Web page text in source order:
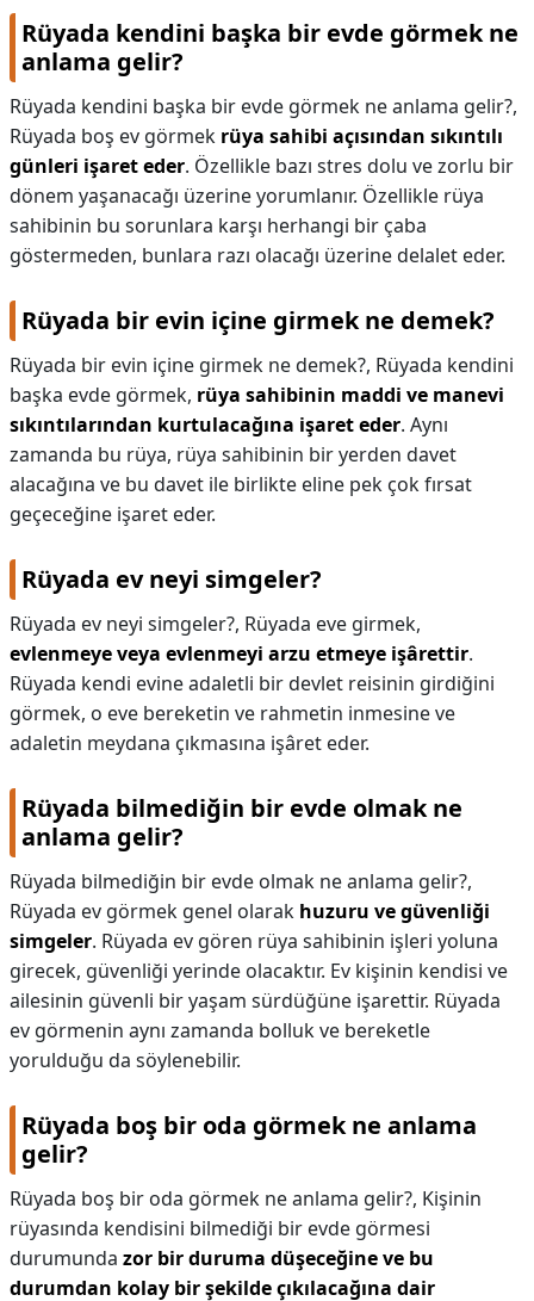
Rüyada kendini başka bir evde görmek ne
anlama gelir?
Rüyada kendini başka bir evde görmek ne anlama gelir?,
Rüyada boş ev görmek rüya sahibi açısından sıkıntılı
günleri işaret eder. Özellikle bazı stres dolu ve zorlu bir
dönem yaşanacağı üzerine yorumlanır. Özellikle rüya
sahibinin bu sorunlara karşı herhangi bir çaba
göstermeden, bunlara razı olacağı üzerine delalet eder.
Rüyada bir evin içine girmek ne demek?
Rüyada bir evin içine girmek ne demek?, Rüyada kendini
başka evde görmek, rüya sahibinin maddi ve manevi
sıkıntılarından kurtulacağına işaret eder. Aynı
zamanda bu rüya, rüya sahibinin bir yerden davet
alacağına ve bu davet ile birlikte eline pek çok fırsat
geçeceğine işaret eder.
Rüyada ev neyi simgeler?
Rüyada ev neyi simgeler?, Rüyada eve girmek,
evlenmeye veya evlenmeyi arzu etmeye işârettir.
Rüyada kendi evine adaletli bir devlet reisinin girdiğini
görmek, o eve bereketin ve rahmetin inmesine ve
adaletin meydana çıkmasına işâret eder.
Rüyada bilmediğin bir evde olmak ne
anlama gelir?
Rüyada bilmediğin bir evde olmak ne anlama gelir?,
Rüyada ev görmek genel olarak huzuru ve güvenliği
simgeler. Rüyada ev gören rüya sahibinin işleri yoluna
girecek, güvenliği yerinde olacaktır. Ev kişinin kendisi ve
ailesinin güvenli bir yaşam sürdüğüne işarettir. Rüyada
ev görmenin aynı zamanda bolluk ve bereketle
yorulduğu da söylenebilir.
Rüyada boş bir oda görmek ne anlama
gelir?
Rüyada boş bir oda görmek ne anlama gelir?, Kişinin
rüyasında kendisini bilmediği bir evde görmesi
durumunda zor bir duruma düşeceğine ve bu
durumdan kolay bir şekilde çıkılacağına dair